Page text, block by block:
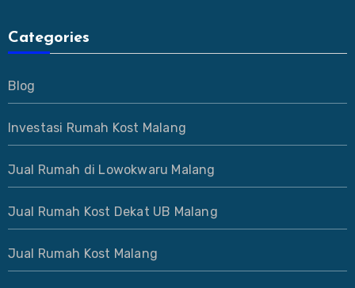
Categories
Blog
Investasi Rumah Kost Malang
Jual Rumah di Lowokwaru Malang
Jual Rumah Kost Dekat UB Malang
Jual Rumah Kost Malang